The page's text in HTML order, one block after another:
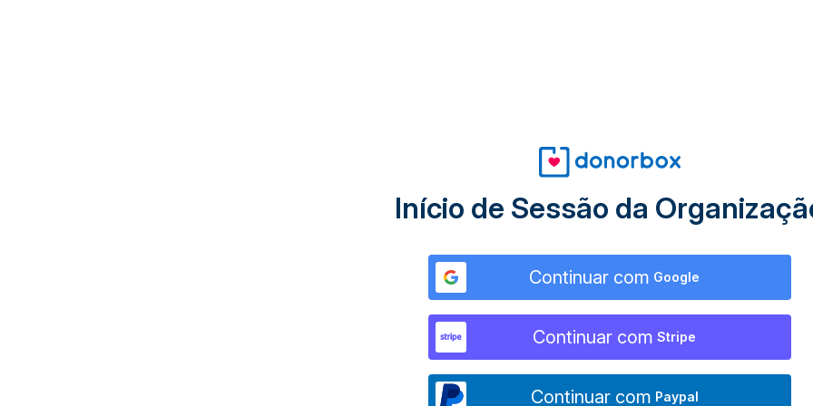
Início de Sessão da
Continuar com Google
Continuar com Stripe
Continuar com Paypal